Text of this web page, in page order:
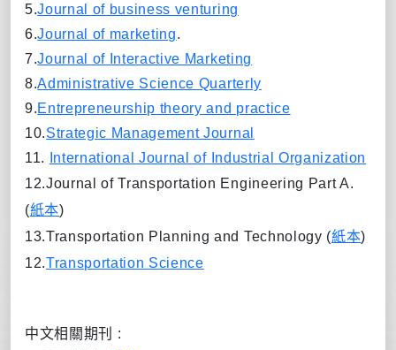
5.Journal of business venturing
6.Journal of marketing.
7.Journal of Interactive Marketing
8.Administrative Science Quarterly
9.Entrepreneurship theory and practice
10.Strategic Management Journal
11.
International Journal of Industrial Organization
12.Journal of Transportation Engineering Part A.
(紙本)
13.Transportation Planning and Technology (紙本)
12.Transportation Science
中文相關期刊 :